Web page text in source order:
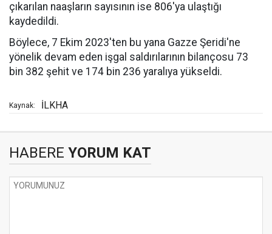
çıkarılan naaşların sayısının ise 806'ya ulaştığı
kaydedildi.
Böylece, 7 Ekim 2023'ten bu yana Gazze Şeridi'ne
yönelik devam eden işgal saldırılarının bilançosu 73
bin 382 şehit ve 174 bin 236 yaralıya yükseldi.
Kaynak: İLKHA
HABERE YORUM KAT